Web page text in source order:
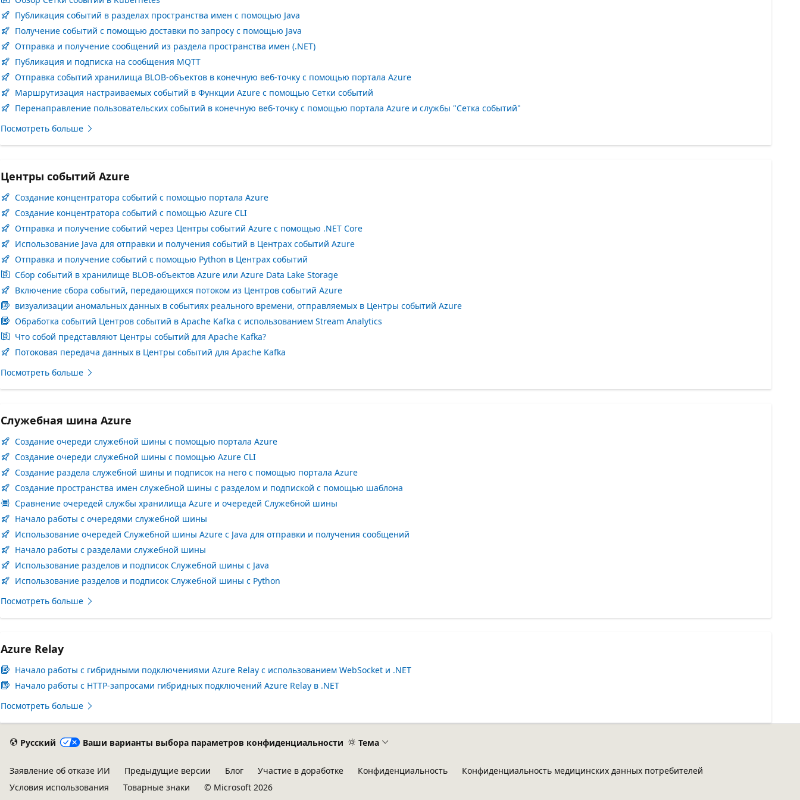
Публикация событий в разделах пространства имен с помощью Java
Получение событий с помощью доставки по запросу с помощью Java
Отправка и получение сообщений из раздела пространства имен (.NET)
Публикация и подписка на сообщения MQTT
Отправка событий хранилища BLOB-объектов в конечную веб-точку с помощью портала Azure
Маршрутизация настраиваемых событий в Функции Azure с помощью Сетки событий
Перенаправление пользовательских событий в конечную веб-точку с помощью портала Azure и службы "Сетка событий"
Посмотреть больше
Центры событий Azure
Создание концентратора событий с помощью портала Azure
Создание концентратора событий с помощью Azure CLI
Отправка и получение событий через Центры событий Azure с помощью .NET Core
Использование Java для отправки и получения событий в Центрах событий Azure
Отправка и получение событий с помощью Python в Центрах событий
Сбор событий в хранилище BLOB-объектов Azure или Azure Data Lake Storage
Включение сбора событий, передающихся потоком из Центров событий Azure
визуализации аномальных данных в событиях реального времени, отправляемых в Центры событий Azure
Обработка событий Центров событий в Apache Kafka с использованием Stream Analytics
Что собой представляют Центры событий для Apache Kafka?
Потоковая передача данных в Центры событий для Apache Kafka
Посмотреть больше
Служебная шина Azure
Создание очереди служебной шины с помощью портала Azure
Создание очереди служебной шины с помощью Azure CLI
Создание раздела служебной шины и подписок на него с помощью портала Azure
Создание пространства имен служебной шины с разделом и подпиской с помощью шаблона
Сравнение очередей службы хранилища Azure и очередей Служебной шины
Начало работы с очередями служебной шины
Использование очередей Служебной шины Azure с Java для отправки и получения сообщений
Начало работы с разделами служебной шины
Использование разделов и подписок Служебной шины с Java
Использование разделов и подписок Служебной шины с Python
Посмотреть больше
Azure Relay
Начало работы с гибридными подключениями Azure Relay с использованием WebSocket и .NET
Начало работы с HTTP-запросами гибридных подключений Azure Relay в .NET
Посмотреть больше
Русский Ваши варианты выбора параметров конфиденциальности Тема
Заявление об отказе ИИ Предыдущие версии Блог Участие в доработке Конфиденциальность
Конфиденциальность медицинских данных потребителей
Условия использования
Товарные знаки © Microsoft 2026